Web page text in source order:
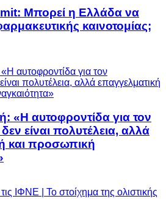
Μπορεί η Ελλάδα να
καινοτομίας;
«Η αυτοφροντίδα για τον
είναι πολυτέλεια, αλλά
και προσωπική